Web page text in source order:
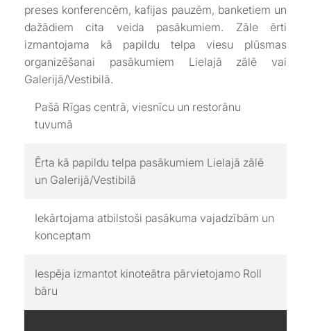
preses konferencēm, kafijas pauzēm, banketiem un
dažādiem cita veida pasākumiem. Zāle ērti
izmantojama kā papildu telpa viesu plūsmas
organizēšanai pasākumiem Lielajā zālē vai
Galerijā/Vestibilā.
Pašā Rīgas centrā, viesnīcu un restorānu
tuvumā
Ērta kā papildu telpa pasākumiem Lielajā zālē
un Galerijā/Vestibilā
Iekārtojama atbilstoši pasākuma vajadzībām un
konceptam
Iespēja izmantot kinoteātra pārvietojamo Roll
bāru